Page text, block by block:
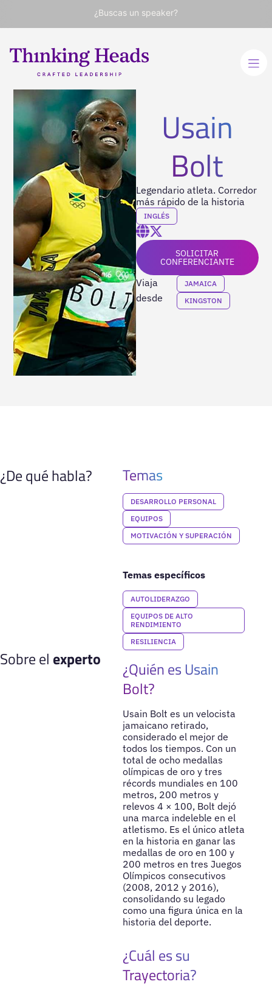
¿Buscas un speaker?
Usain
Bolt
Legendario atleta. Corredor
más rápido de la historia
INGLÉS
SOLICITAR
CONFERENCIANTE
Viaja
desde
JAMAICA
KINGSTON
¿De qué habla? Temas
DESARROLLO PERSONAL
EQUIPOS
MOTIVACIÓN Y SUPERACIÓN
Temas específicos
AUTOLIDERAZGO
EQUIPOS DE ALTO
RENDIMIENTO
RESILIENCIA
Sobre el experto
¿Quién es Usain
Bolt?
Usain Bolt es un velocista
jamaicano retirado,
considerado el mejor de
todos los tiempos. Con un
total de ocho medallas
olímpicas de oro y tres
récords mundiales en 100
metros, 200 metros y
relevos 4 × 100, Bolt dejó
una marca indeleble en el
atletismo. Es el único atleta
en la historia en ganar las
medallas de oro en 100 y
200 metros en tres Juegos
Olímpicos consecutivos
(2008, 2012 y 2016),
consolidando su legado
como una figura única en la
historia del deporte.
¿Cuál es su
Trayectoria?